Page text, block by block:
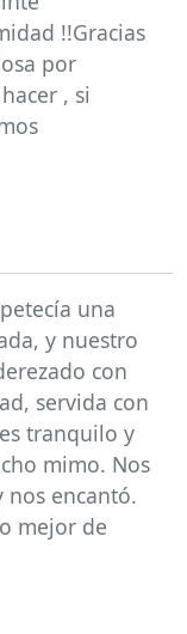
!!Gracias
por
, si
una
y nuestro
con
servida con
tranquilo y
mimo. Nos
nos encantó.
mejor de